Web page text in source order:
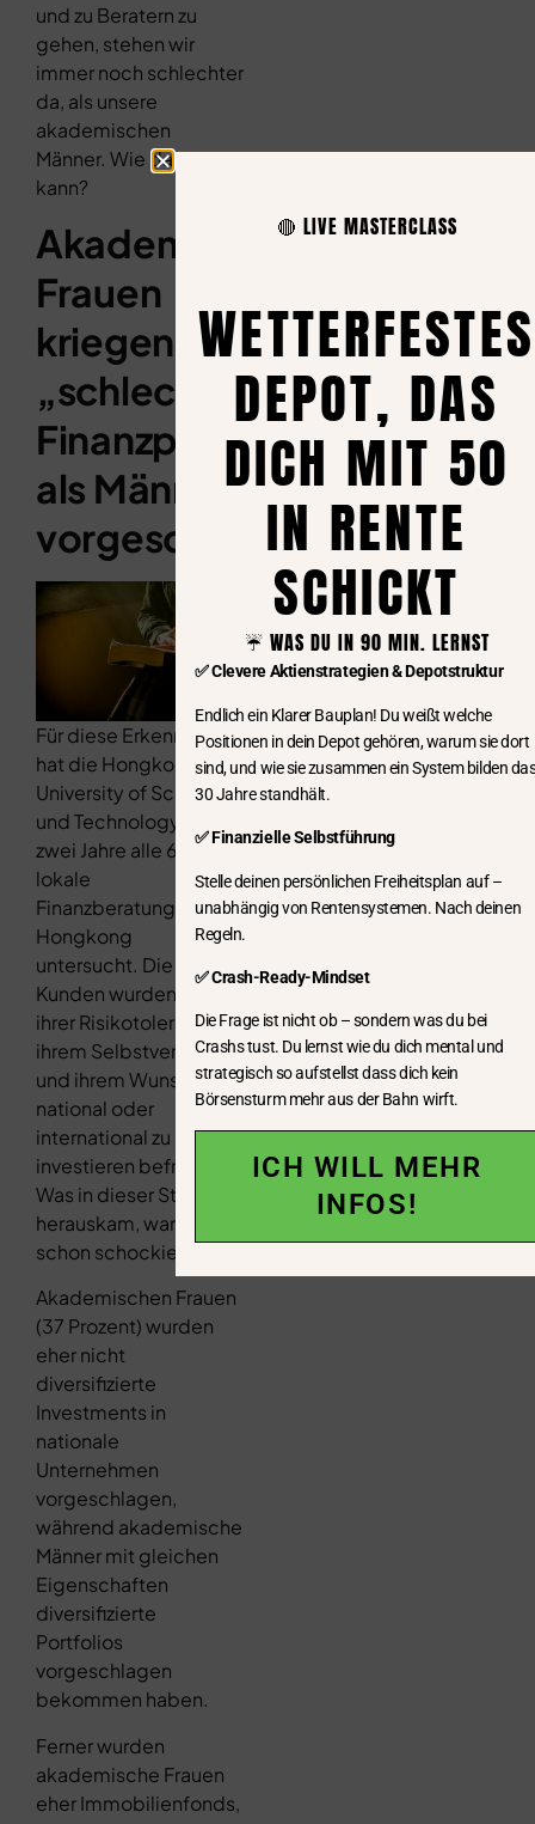
und zu Beratern zu
gehen, stehen wir
immer noch schlechter
da, als unsere
akademischen
Männer. Wie das sein
kann?
Akademische
Frauen
kriegen
„schlechtere“
Finanzprodukte
als Männer
vorgeschlagen
Für diese Erkenntnis
hat die Hongkong
University of Science
und Technology über
zwei Jahre alle 65
lokale
Finanzberatungen in
Hongkong
untersucht. Die
Kunden wurden nach
ihrer Risikotoleranz,
ihrem Selbstvertrauen
und ihrem Wunsch
national oder
international zu
investieren befragt.
Was in dieser Studie
herauskam, war fast
schon schockierend.
Akademischen Frauen
(37 Prozent) wurden
eher nicht
diversifizierte
Investments in
nationale
Unternehmen
vorgeschlagen,
während akademische
Männer mit gleichen
Eigenschaften
diversifizierte
Portfolios
vorgeschlagen
bekommen haben.
Ferner wurden
akademische Frauen
eher Immobilienfonds,
🔴 LIVE MASTERCLASS
WETTERFESTES
DEPOT, DAS
DICH MIT 50
IN RENTE
SCHICKT
☔️ WAS DU IN 90 MIN. LERNST
✅ Clevere Aktienstrategien & Depotstruktur
Endlich ein Klarer Bauplan! Du weißt welche
Positionen in dein Depot gehören, warum sie dort
sind, und wie sie zusammen ein System bilden
30 Jahre standhält.
✅ Finanzielle Selbstführung
Stelle deinen persönlichen Freiheitsplan auf –
unabhängig von Rentensystemen. Nach deinen
Regeln.
✅ Crash-Ready-Mindset
Die Frage ist nicht ob – sondern was du bei
Crashs tust. Du lernst wie du dich mental und
strategisch so aufstellst dass dich kein
Börsensturm mehr aus der Bahn wirft.
ICH WILL MEHR
INFOS!